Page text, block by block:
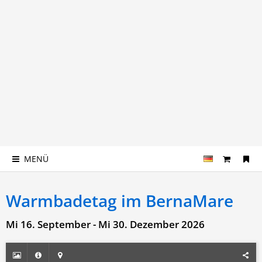
MENÜ
Warmbadetag im BernaMare
Mi 16. September - Mi 30. Dezember 2026